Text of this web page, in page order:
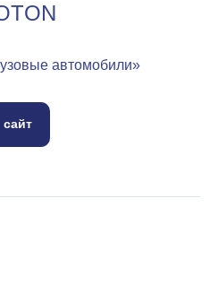
автомобили»
сайт